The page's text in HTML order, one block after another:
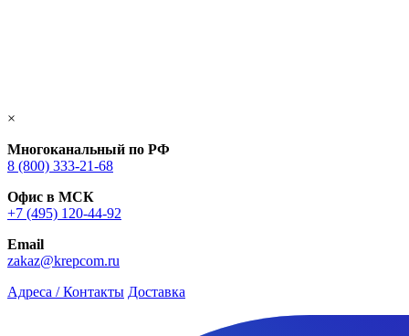
×
Многоканальный по РФ
8 (800) 333‑21-68
Офис в МСК
+7 (495) 120-44-92
Email
zakaz@krepcom.ru
Адреса / Контакты Доставка